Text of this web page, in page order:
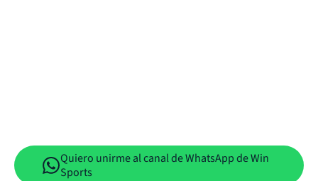
Quiero unirme al canal de WhatsApp de Win
Sports